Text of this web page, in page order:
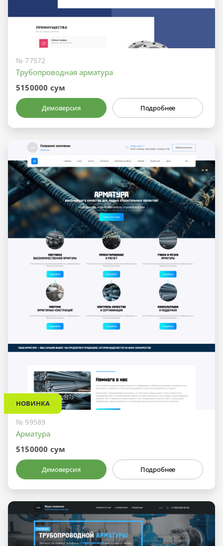
№ 77572
Трубопроводная арматура
5150000 сум
Демоверсия Подробнее
НОВИНКА
№ 99589
Арматура
5150000 сум
Демоверсия Подробнее